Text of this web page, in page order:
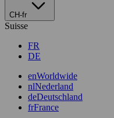
CH-fr
Suisse
FR
DE
enWorldwide
nlNederland
deDeutschland
frFrance